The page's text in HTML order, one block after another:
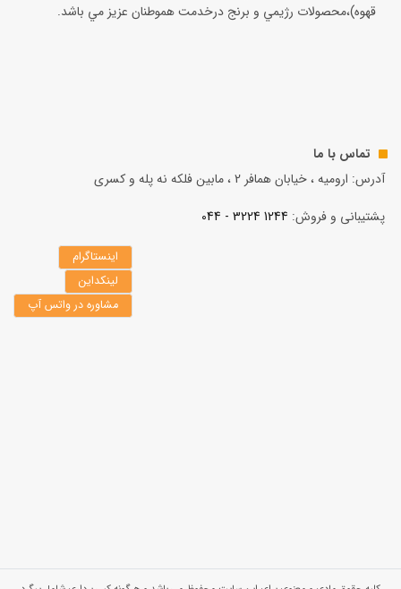
قهوه)،محصولات رژيمي و برنج درخدمت هموطنان عزيز مي باشد.
تماس با ما
آدرس: ارومیه ، خیابان همافر 2 ، مابين فلكه نه پله و کسری
پشتیبانی و فروش: 1244 3224 - 044
اینستاگرام
لینکداین
مشاوره در واتس آپ